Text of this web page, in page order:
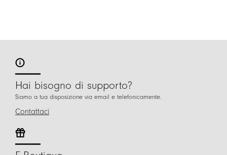
Hai bisogno di supporto?
Siamo a tua disposizione via email e telefonicamente.
Contattaci